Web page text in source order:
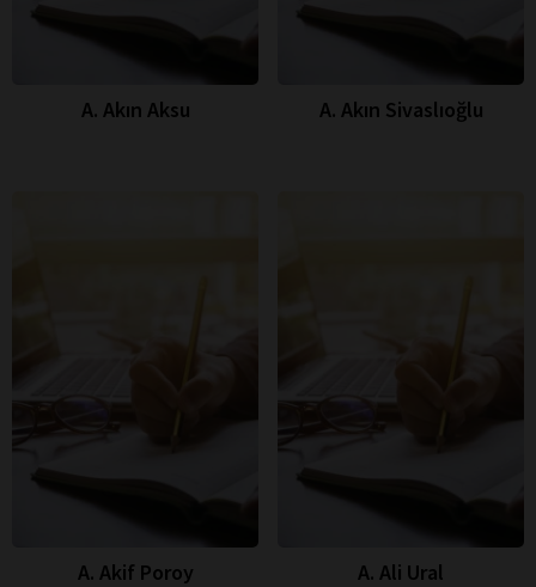
A. Akın Aksu A. Akın Sivaslıoğlu
A. Akif Poroy A. Ali Ural